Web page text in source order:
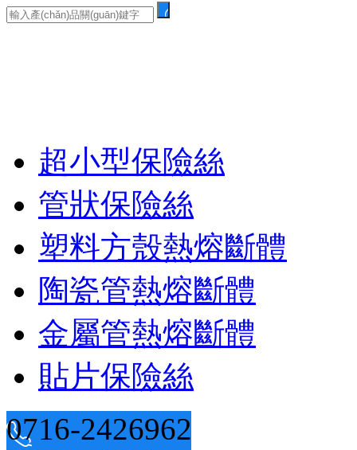
超小型保險絲
管狀保險絲
塑料方殼熱熔斷體
陶瓷管熱熔斷體
金屬管熱熔斷體
貼片保險絲
0716-2426962